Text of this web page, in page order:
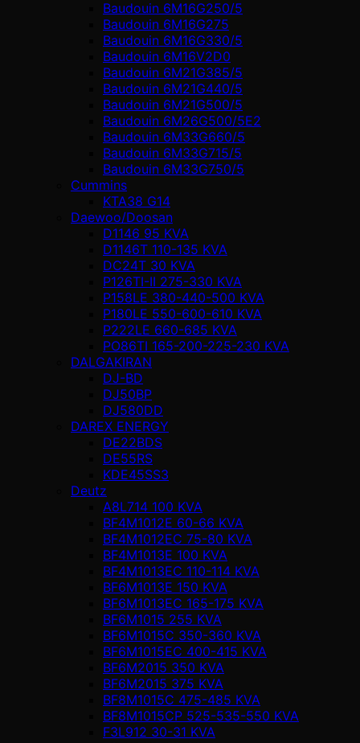
Baudouin 6M16G250/5
Baudouin 6M16G275
Baudouin 6M16G330/5
Baudouin 6M16V2D0
Baudouin 6M21G385/5
Baudouin 6M21G440/5
Baudouin 6M21G500/5
Baudouin 6M26G500/5E2
Baudouin 6M33G660/5
Baudouin 6M33G715/5
Baudouin 6M33G750/5
Cummins
KTA38 G14
Daewoo/Doosan
D1146 95 KVA
D1146T 110-135 KVA
DC24T 30 KVA
P126TI-II 275-330 KVA
P158LE 380-440-500 KVA
P180LE 550-600-610 KVA
P222LE 660-685 KVA
PO86TI 165-200-225-230 KVA
DALGAKIRAN
DJ-BD
DJ50BP
DJ580DD
DAREX ENERGY
DE22BDS
DE55RS
KDE45SS3
Deutz
A8L714 100 KVA
BF4M1012E 60-66 KVA
BF4M1012EC 75-80 KVA
BF4M1013E 100 KVA
BF4M1013EC 110-114 KVA
BF6M1013E 150 KVA
BF6M1013EC 165-175 KVA
BF6M1015 255 KVA
BF6M1015C 350-360 KVA
BF6M1015EC 400-415 KVA
BF6M2015 350 KVA
BF6M2015 375 KVA
BF8M1015C 475-485 KVA
BF8M1015CP 525-535-550 KVA
F3L912 30-31 KVA